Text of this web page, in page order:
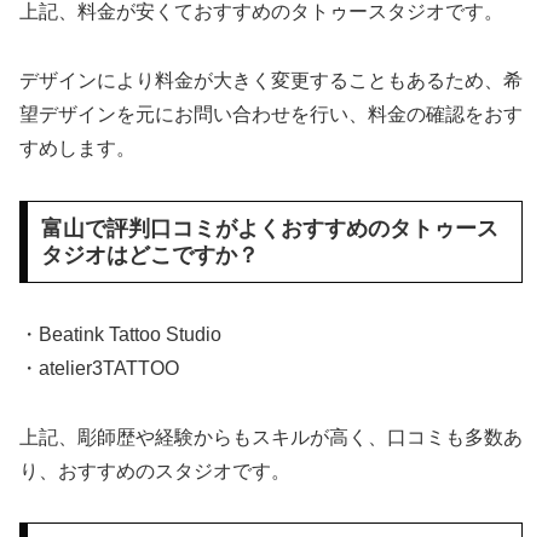
上記、料金が安くておすすめのタトゥースタジオです。
デザインにより料金が大きく変更することもあるため、希
望デザインを元にお問い合わせを行い、料金の確認をおす
すめします。
富山で評判口コミがよくおすすめのタトゥース
タジオはどこですか？
・Beatink Tattoo Studio
・atelier3TATTOO
上記、彫師歴や経験からもスキルが高く、口コミも多数あ
り、おすすめのスタジオです。